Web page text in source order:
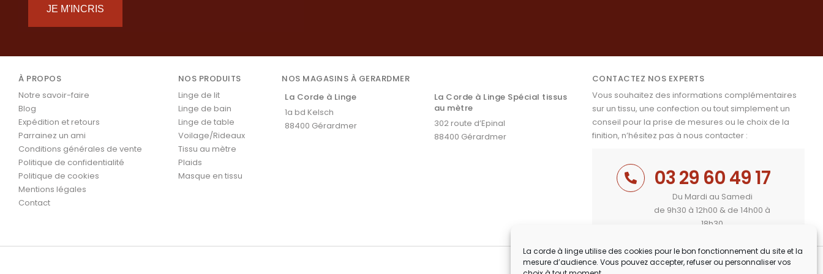
La corde à linge utilise des cookies pour le bon fonctionnement du site et la
mesure d’audience. Vous pouvez accepter, refuser ou personnaliser vos
JE M'INCRIS
À PROPOS
Notre savoir-faire
Blog
Expédition et retours
Parrainez un ami
Conditions générales de vente
Politique de confidentialité
Politique de cookies
Mentions légales
Contact
NOS PRODUITS
Linge de lit
Linge de bain
Linge de table
Voilage/Rideaux
Tissu au mètre
Plaids
Masque en tissu
NOS MAGASINS À GERARDMER
La Corde à Linge
1a bd Kelsch
88400 Gérardmer
La Corde à Linge Spécial tissus
au mètre
302 route d’Epinal
88400 Gérardmer
CONTACTEZ NOS EXPERTS
Vous souhaitez des informations complémentaires
sur un tissu, une confection ou tout simplement un
conseil pour la prise de mesures ou le choix de la
finition, n’hésitez pas à nous contacter :
03 29 60 49 17
Du Mardi au Samedi
de 9h30 à 12h00 & de 14h00 à
18h30